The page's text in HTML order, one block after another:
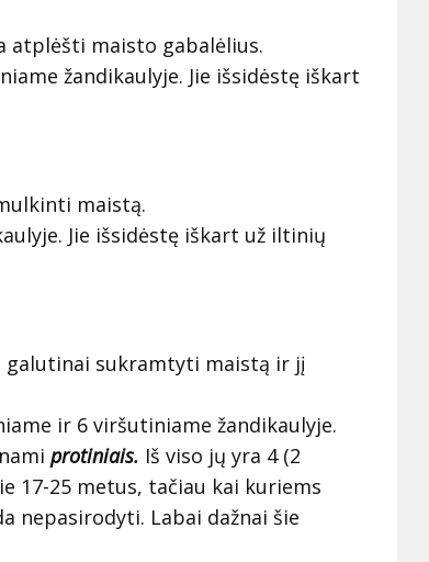
atplėšti maisto gabalėlius.
žandikaulyje. Jie išsidėstę iškart
maistą.
Jie išsidėstę iškart už iltinių
galutinai sukramtyti maistą ir jį
ir 6 viršutiniame žandikaulyje.
protiniais. Iš viso jų yra 4 (2
17-25 metus, tačiau kai kuriems
nepasirodyti. Labai dažnai šie